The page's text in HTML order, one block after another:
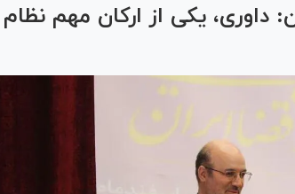
یکی از ارکان مهم نظام